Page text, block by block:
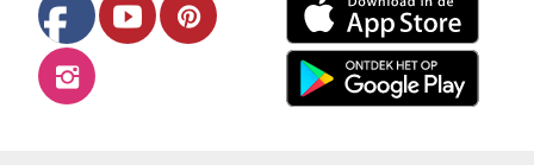
facebook youtube pinterest
instagram